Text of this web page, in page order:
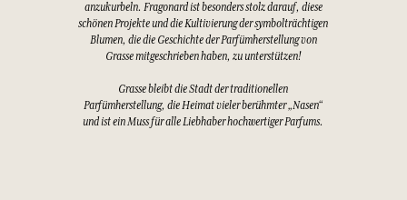
anzukurbeln. Fragonard ist besonders stolz darauf, diese
schönen Projekte und die Kultivierung der symbolträchtigen
Blumen, die die Geschichte der Parfümherstellung von
Grasse mitgeschrieben haben, zu unterstützen!
Grasse bleibt die Stadt der traditionellen
Parfümherstellung, die Heimat vieler berühmter „Nasen“
und ist ein Muss für alle Liebhaber hochwertiger Parfums.